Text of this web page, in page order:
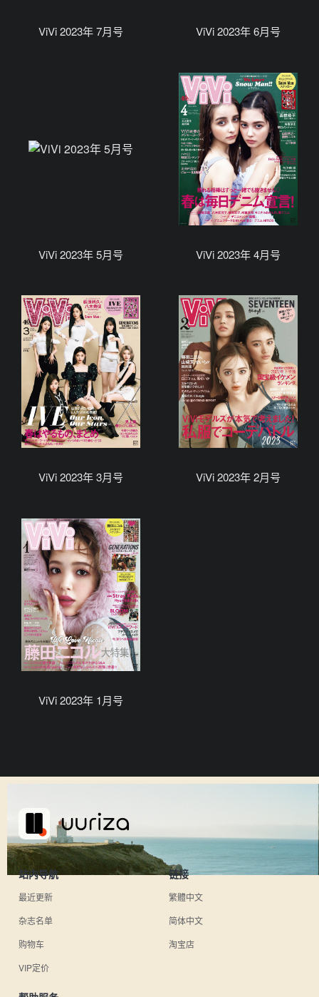
ViVi 2023年 7月号 ViVi 2023年 6月号
ViVi 2023年 5月号 ViVi 2023年 4月号
ViVi 2023年 3月号 ViVi 2023年 2月号
ViVi 2023年 1月号
站内导航
最近更新
杂志名单
购物车
VIP定价
链接
繁體中文
简体中文
淘宝店